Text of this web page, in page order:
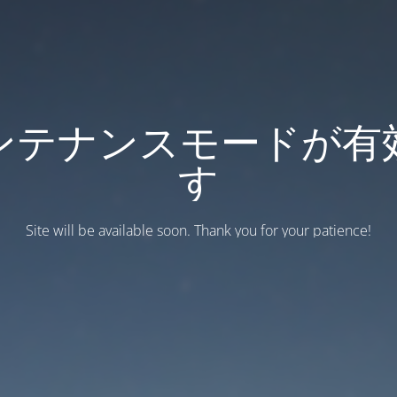
テナンスモードが有
す
Site will be available soon. Thank you for your patience!